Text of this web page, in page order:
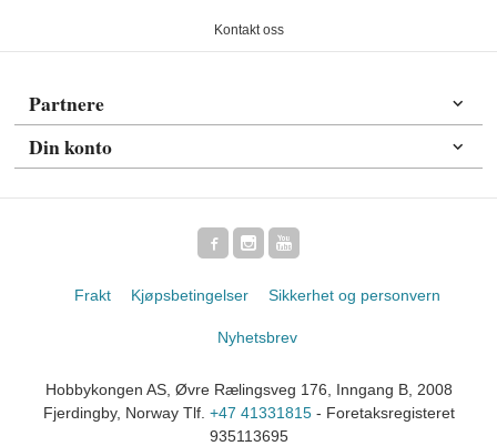
Kontakt oss
Partnere
Din konto
Frakt Kjøpsbetingelser Sikkerhet og personvern
Nyhetsbrev
Hobbykongen AS, Øvre Rælingsveg 176, Inngang B, 2008
Fjerdingby, Norway Tlf. +47 41331815- Foretaksregisteret
935113695